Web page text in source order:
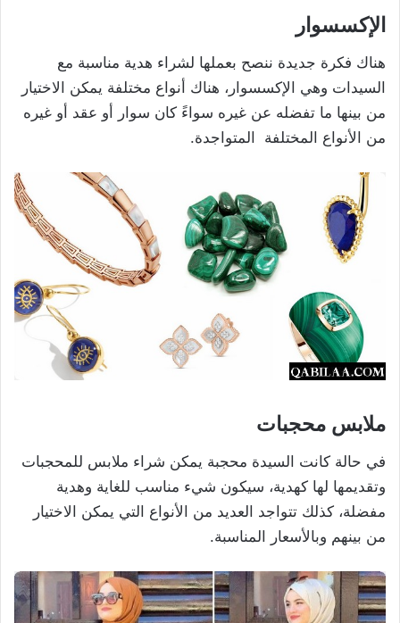
الإكسسوار
هناك فكرة جديدة ننصح بعملها لشراء هدية مناسبة مع
السيدات وهي الإكسسوار، هناك أنواع مختلفة يمكن الاختيار
من بينها ما تفضله عن غيره سواءً كان سوار أو عقد أو غيره
من الأنواع المختلفة المتواجدة.
ملابس محجبات
في حالة كانت السيدة محجبة يمكن شراء ملابس للمحجبات
وتقديمها لها كهدية، سيكون شيء مناسب للغاية وهدية
مفضلة، كذلك تتواجد العديد من الأنواع التي يمكن الاختيار
من بينهم وبالأسعار المناسبة.